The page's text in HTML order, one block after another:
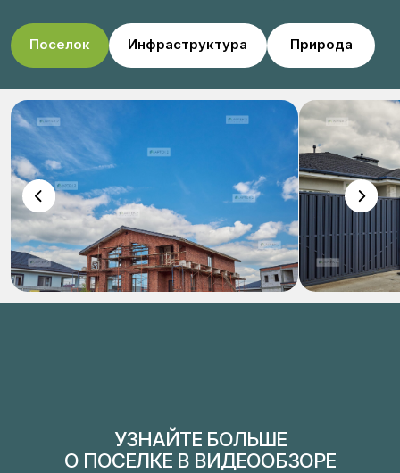
УЗНАЙТЕ БОЛЬШЕ
О ПОСЕЛКЕ В ВИДЕООБЗОРЕ
УЧАСТКИ С КОММУНИКАЦИЯМИ
В БЛАГОУСТРОЕННОМ ПОСЕЛКЕ
Нажмите на интересующий участок,
чтобы узнать подробную информацию